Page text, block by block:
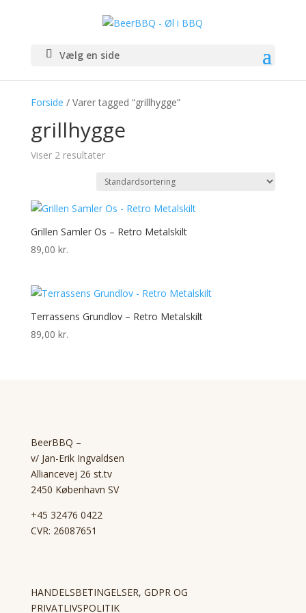
Vælg en side
Forside / Varer tagged “grillhygge”
grillhygge
Viser 2 resultater
Grillen Samler Os – Retro Metalskilt
89,00 kr.
Terrassens Grundlov – Retro Metalskilt
89,00 kr.
BeerBBQ –
v/ Jan-Erik Ingvaldsen
Alliancevej 26 st.tv
2450 København SV
+45 32476 0422
CVR: 26087651
HANDELSBETINGELSER, GDPR OG
PRIVATLIVSPOLITIK